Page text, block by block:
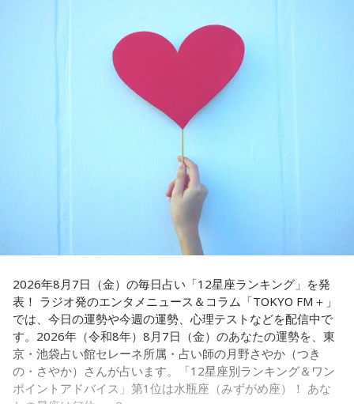
てドンはポン、ポン、ポン、と手を当てて厚さを確かめる。
そのままスーッと返す。返された側は帰りがけ、広いお庭の
中にあるお社に両手を合わせ、賽銭箱に封筒を置いていく、
と。こういう逸話がまことしやかに語られること自体が、ド
ンの権力を大きくしているんですね。直接、命令しなくても
「こういうドンが全国にいる、というわけですね」
「福岡って大物議員がたくさんいました。その中で藏内
さんはどういう位置づけか。麻生さん、武田さん、かつては
古賀誠さん、山崎拓さん、村上正邦さん、といった方も。大
物が同じ県内にたくさんいることが、ドンを生み出す第2の条
件です」
長野 「はい」
常井 「というのは、県議会の自民党も国会議員の系列ごとに
本土復帰当時の記憶はありませんが、「僕らは“復帰っ子”と言
われている」と話すゴリさん。両親からは、復帰直後の沖縄
の活気や、ドルから円への切り替えをめぐる混乱を聞いて育
ちました。なかでも「『円になったほうがお金が減る』と文
句を言っていた」というエピソードは、当時ならではの出来
事として印象に残っているそうです。
阪へ。しかし翌朝、父親の姿はなく、「今日からおじさんと
おばさんと暮らすんだよ」と告げられます。「映画みたいな
嘘みたいな話で」と振り返るように、突然始まった新生活に
戸惑い、転校先でも誰とも話せない日々が続きました。
孤独を感じるなかで、「何かしなきゃ」との思いから、クラ
る」という気づきを得て、掃除の時間に机の上で松田聖子さ
んの「青い珊瑚礁」を歌いながら一発芸を披露。最初は教室
が静まり返ったものの、その後は「あんなに無口だった転校
生が急に変なことをやり出した」と話題になり、「お前、お
もろいな」「遊ぼうや」と友達の輪が一気に広がったといい
ます。
2026年8月7日（金）の毎日占い「12星座ランキング」を発
表！ ラジオ発のエンタメニュース＆コラム「TOKYO FM＋」
では、今日の運勢や今週の運勢、心理テストなどを配信中で
す。2026年（令和8年）8月7日（金）のあなたの運勢を、東
京・池袋占い館セレーネ所属・占い師の月野さやか（つき
の・さやか）さんが占います。「12星座別ランキング＆ワン
ポイントアドバイス」第1位は水瓶座（みずがめ座）！ あな